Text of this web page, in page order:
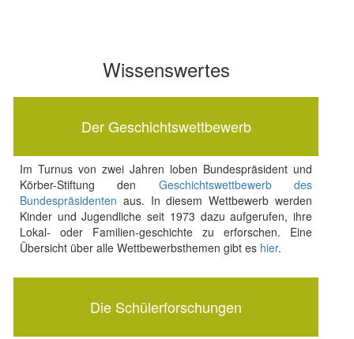
Wissenswertes
Der Geschichtswettbewerb
Im Turnus von zwei Jahren loben Bundespräsident und
Körber-Stiftung den Geschichtswettbewerb des
Bundespräsidenten aus. In diesem Wettbewerb werden
Kinder und Jugendliche seit 1973 dazu aufgerufen, ihre
Lokal- oder Familien-geschichte zu erforschen. Eine
Übersicht über alle Wettbewerbsthemen gibt es hier.
Die Schülerforschungen